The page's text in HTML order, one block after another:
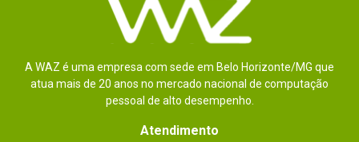
A WAZ é uma empresa com sede em Belo Horizonte/MG que
atua mais de 20 anos no mercado nacional de computação
pessoal de alto desempenho.
Atendimento